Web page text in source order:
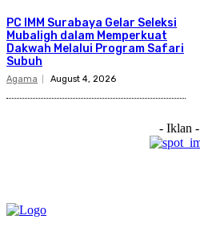
PC IMM Surabaya Gelar Seleksi
Mubaligh dalam Memperkuat
Dakwah Melalui Program Safari
Subuh
Agama August 4, 2026
- Iklan -